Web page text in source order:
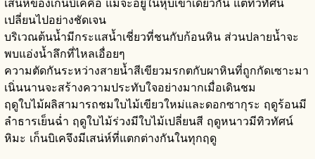
เสน่ห์ของเก็นบิเคคือ แม้จะอยู่ในหุบเขาเดียวกัน แต่ทิวทัศน์
เปลี่ยนไปอย่างชัดเจน
บริเวณต้นน้ำมีกระแสน้ำเชี่ยวที่ชนกับก้อนหิน ส่วนปลายน้ำจะ
พบแอ่งน้ำลึกที่ไหลเอื่อยๆ
ความตัดกันระหว่างสายน้ำสีเขียวมรกตกับผาหินที่ถูกกัดเซาะมา
เนิ่นนานจะสร้างความประทับใจอย่างมากเมื่อเดินชม
ฤดูใบไม้ผลิสามารถชมใบไม้เขียวใหม่และดอกซากุระ ฤดูร้อนมี
ลำธารเย็นฉ่ำ ฤดูใบไม้ร่วงมีใบไม้เปลี่ยนสี ฤดูหนาวมีทิวทัศน์
หิมะ เก็นบิเคจึงมีเสน่ห์ที่แตกต่างกันในทุกฤดู